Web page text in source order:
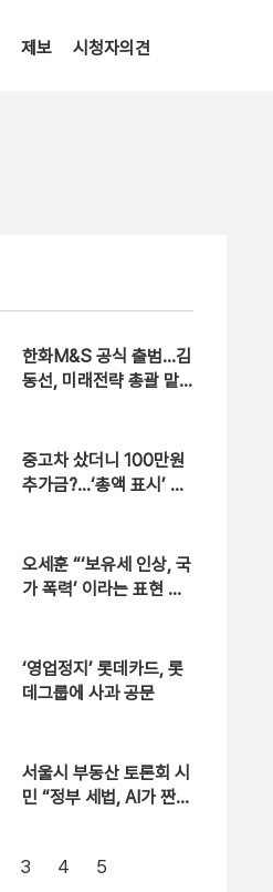
제보 시청자의견
한화M&S 공식 출범…김
동선, 미래전략 총괄 맡
중고차 샀더니 100만원
추가금?…‘총액 표시’ 의
오세훈 “‘보유세 인상, 국
가 폭력’ 이라는 표현 와
‘영업정지’ 롯데카드, 롯
데그룹에 사과 공문
서울시 부동산 토론회 시
민 “정부 세법, AI가 짠
3 4 5